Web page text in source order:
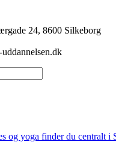
24, 8600 Silkeborg